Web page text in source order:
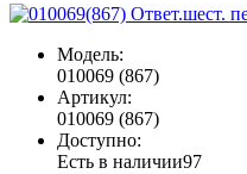
Модель:
010069 (867)
Артикул:
010069 (867)
Доступно:
Есть в наличии97